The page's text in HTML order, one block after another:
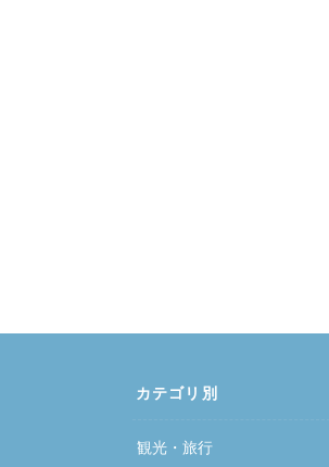
カテゴリ別
観光・旅行